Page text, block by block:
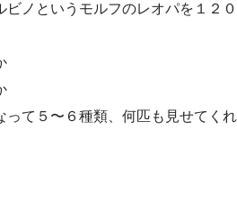
ビノというモルフのレオパを１２０
って５〜６種類、何匹も見せてくれ